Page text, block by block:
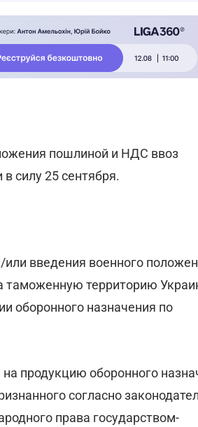
пошлиной и НДС ввоз
силу 25 сентября.
введения военного
таможенную территорию
оборонного назначения по
продукцию оборонного
согласно
права государством-